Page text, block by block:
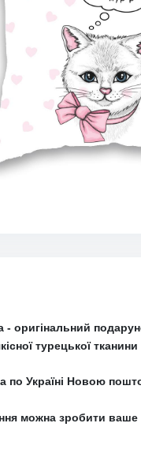
- оригінальний
турецької
по Україні Новою
можна зробити ваше